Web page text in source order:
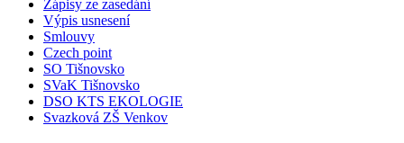
Zápisy ze zasedání
Výpis usnesení
Smlouvy
Czech point
SO Tišnovsko
SVaK Tišnovsko
DSO KTS EKOLOGIE
Svazková ZŠ Venkov